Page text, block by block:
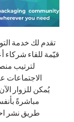
قيّمة للقاء شركاء
لترتيب
الاجتماعات
يُمكن للزوار
مباشرةً
طريق نشر